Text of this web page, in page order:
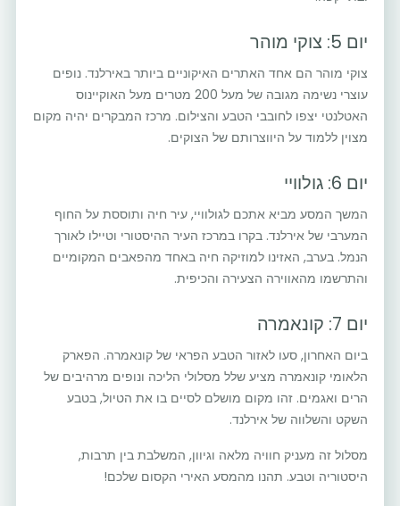
יום 5: צוקי מוהר
צוקי מוהר הם אחד האתרים האיקוניים ביותר באירלנד. נופים
עוצרי נשימה מגובה של מעל 200 מטרים מעל האוקיינוס
האטלנטי יצפו לחובבי הטבע והצילום. מרכז המבקרים יהיה מקום
מצוין ללמוד על היווצרותם של הצוקים.
יום 6: גולוויי
המשך המסע מביא אתכם לגולוויי, עיר חיה ותוססת על החוף
המערבי של אירלנד. בקרו במרכז העיר ההיסטורי וטיילו לאורך
הנמל. בערב, האזינו למוזיקה חיה באחד מהפאבים המקומיים
והתרשמו מהאווירה הצעירה והכיפית.
יום 7: קונאמרה
ביום האחרון, סעו לאזור הטבע הפראי של קונאמרה. הפארק
הלאומי קונאמרה מציע שלל מסלולי הליכה ונופים מרהיבים של
הרים ואגמים. זהו מקום מושלם לסיים בו את הטיול, בטבע
השקט והשלווה של אירלנד.
מסלול זה מעניק חוויה מלאה וגיוון, המשלבת בין תרבות,
היסטוריה וטבע. תהנו מהמסע האירי הקסום שלכם!